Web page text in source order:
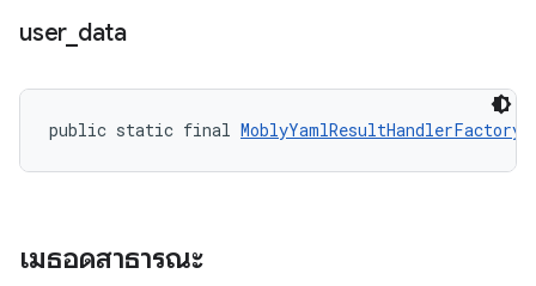
user_ data
public static final
เมธอดสาธารณะ